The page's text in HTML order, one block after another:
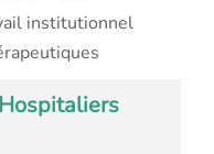
institutionnel